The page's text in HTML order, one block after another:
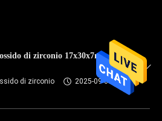
di zirconio 17x30x7mm
di zirconio
2025-09-07